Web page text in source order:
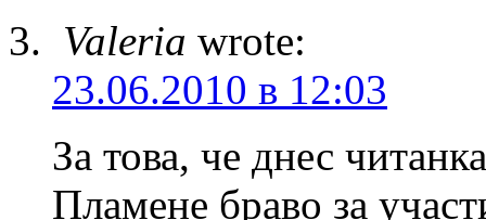
Valeria wrote:
23.06.2010 в 12:03
За това, че днес
Пламене браво за